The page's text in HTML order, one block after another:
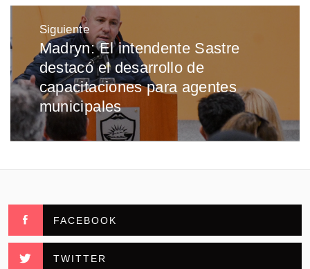
Siguiente
Entrada
siguiente:
Madryn: El intendente Sastre
destacó el desarrollo de
capacitaciones para agentes
municipales
FACEBOOK
TWITTER